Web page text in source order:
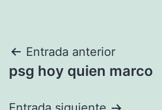
Navegación
de
Entrada anterior
psg hoy quien marco